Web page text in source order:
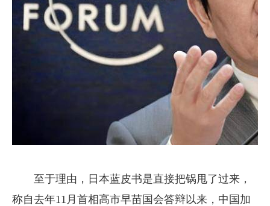
至于理由，日本蓝皮书是直接把锅甩了过来，
称自去年11月首相高市早苗国会答辩以来，中国加